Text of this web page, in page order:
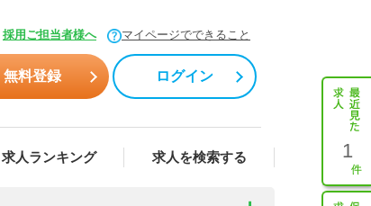
採用ご担当者様へ マイページでできること
無料登録 ログイン
求人ランキング 求人を検索する 1